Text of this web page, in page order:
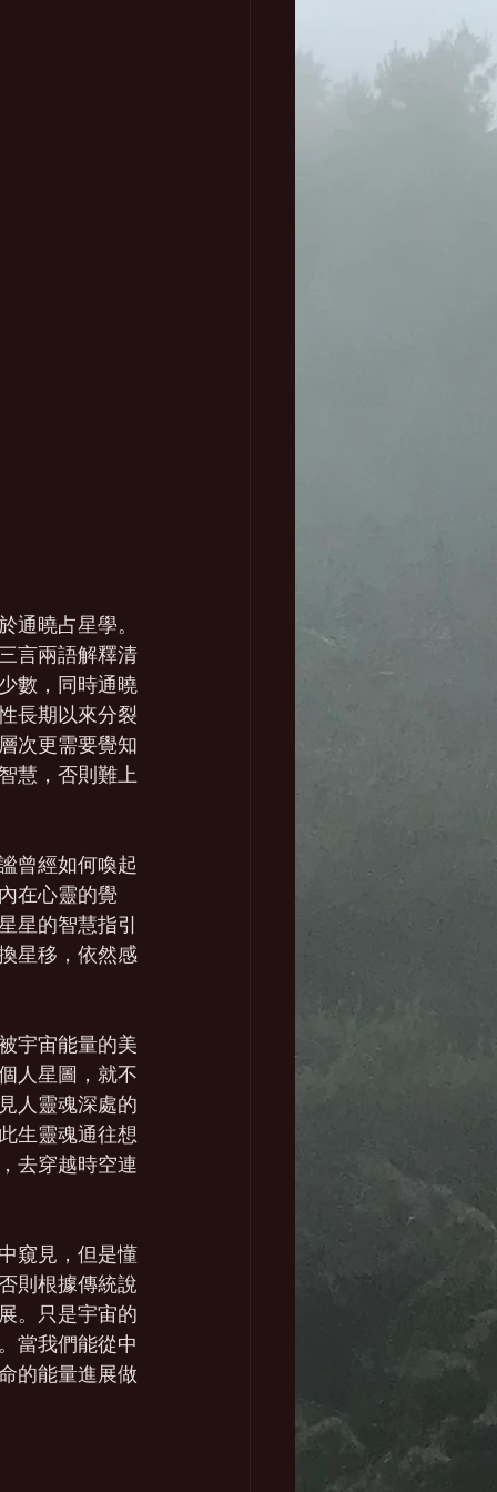
通曉占星學。
言兩語解釋清
數，同時通曉
長期以來分裂
次更需要覺知
慧，否則難上
曾經如何喚起
在心靈的覺
星的智慧指引
星移，依然感
宇宙能量的美
人星圖，就不
人靈魂深處的
生靈魂通往想
去穿越時空連
窺見，但是懂
則根據傳統說
。只是宇宙的
當我們能從中
的能量進展做